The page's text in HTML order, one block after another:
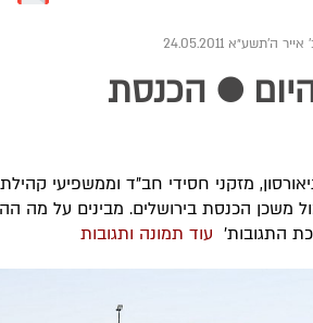
ה׳תשע״א 24.05.2011
● הכנסת
מזקני חסידי חב"ד וממשפיעי
משכן הכנסת בירושלים. מבינים על מה
התגובות' עוד תמונה ותגובות